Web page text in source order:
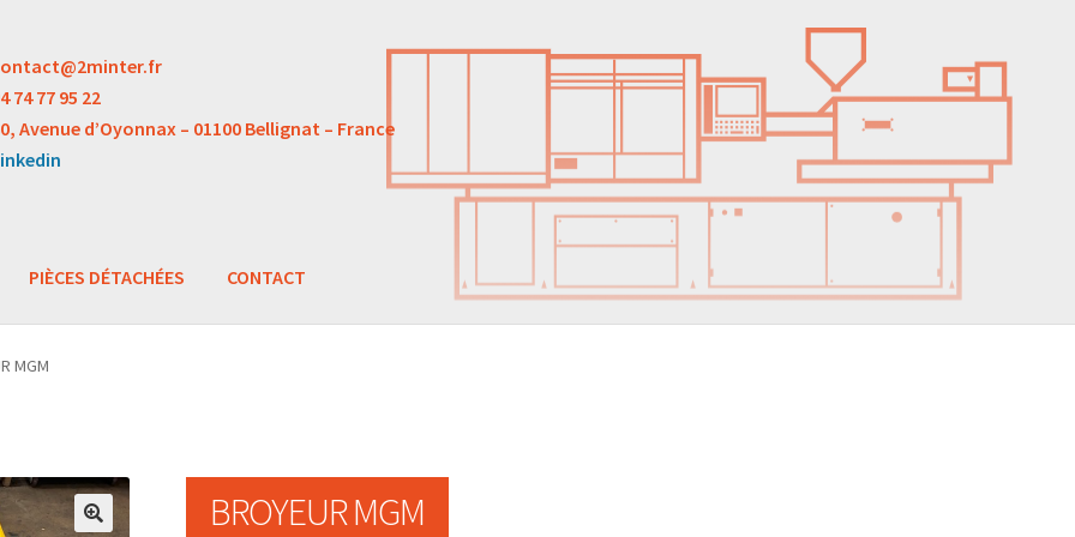
74 77 95 22
Avenue d’Oyonnax – 01100 Bellignat – France
PIÈCES DÉTACHÉES CONTACT
MGM
BROYEUR MGM